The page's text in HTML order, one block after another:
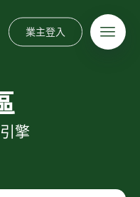
業主登入
擎